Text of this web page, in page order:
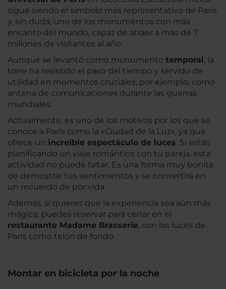
sigue siendo el símbolo más representativo de París
y, sin duda, uno de los monumentos con más
encanto del mundo, capaz de atraer a más de 7
millones de visitantes al año.
Aunque se levantó como monumento temporal, la
torre ha resistido el paso del tiempo y servido de
utilidad en momentos cruciales, por ejemplo, como
antena de comunicaciones durante las guerras
mundiales.
Actualmente, es uno de los motivos por los que se
conoce a París como la «Ciudad de la Luz», ya que
ofrece un increíble espectáculo de luces. Si estás
planificando un viaje romántico con tu pareja, esta
actividad no puede faltar. Es una forma muy bonita
de demostrar tus sentimientos y se convertirá en
un recuerdo de por vida.
Además, si quieres que la experiencia sea aún más
mágica, puedes reservar para cenar en el
restaurante Madame Brasserie, con las luces de
París como telón de fondo.
Montar en bicicleta por la noche